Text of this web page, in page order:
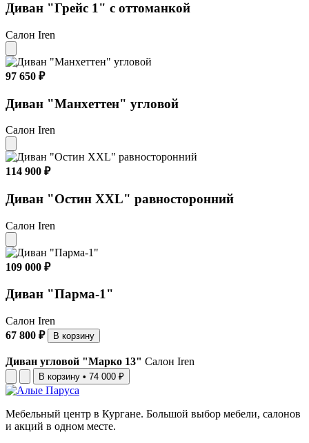
Диван "Грейс 1" с оттоманкой
Салон Iren
97 650 ₽
Диван "Манхеттен" угловой
Салон Iren
114 900 ₽
Диван "Остин XXL" равносторонний
Салон Iren
109 000 ₽
Диван "Парма-1"
Салон Iren
67 800 ₽
В корзину
Диван угловой "Марко 13" Салон Iren
В корзину • 74 000 ₽
Мебельный центр в Кургане. Большой выбор мебели, салонов
и акций в одном месте.